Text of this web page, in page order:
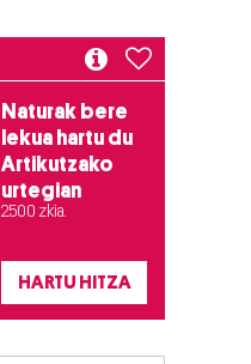
Naturak bere
lekua hartu du
Artikutzako
urtegian
2.500 zkia.
HARTU HITZA